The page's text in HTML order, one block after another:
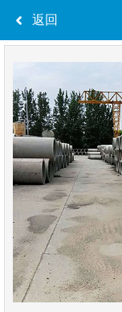
返回